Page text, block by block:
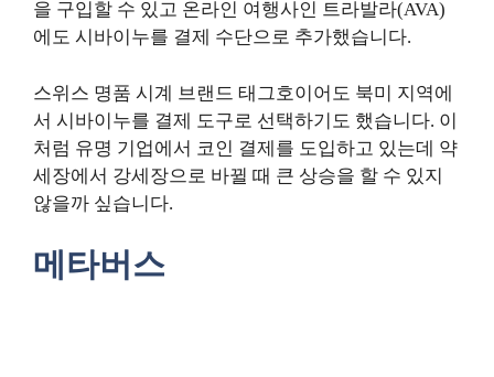
을 구입할 수 있고 온라인 여행사인 트라발라(AVA)
에도 시바이누를 결제 수단으로 추가했습니다.
스위스 명품 시계 브랜드 태그호이어도 북미 지역에
서 시바이누를 결제 도구로 선택하기도 했습니다. 이
처럼 유명 기업에서 코인 결제를 도입하고 있는데 약
세장에서 강세장으로 바뀔 때 큰 상승을 할 수 있지
않을까 싶습니다.
메타버스